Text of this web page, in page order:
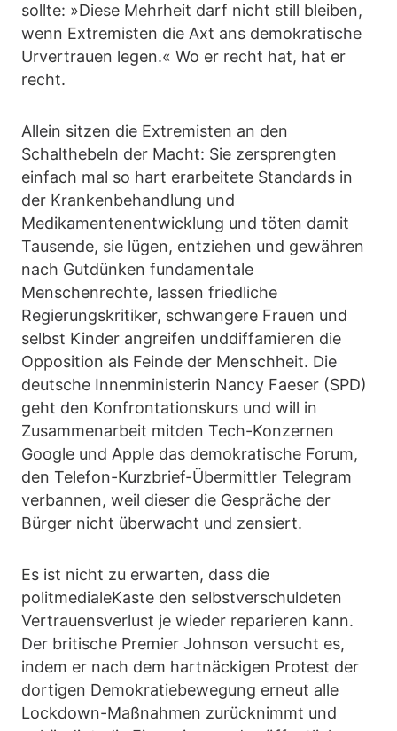
sollte: »Diese Mehrheit darf nicht still bleiben,
wenn Extremisten die Axt ans demokratische
Urvertrauen legen.« Wo er recht hat, hat er
recht.
Allein sitzen die Extremisten an den
Schalthebeln der Macht: Sie zersprengten
einfach mal so hart erarbeitete Standards in
der Krankenbehandlung und
Medikamentenentwicklung und töten damit
Tausende, sie lügen, entziehen und gewähren
nach Gutdünken fundamentale
Menschenrechte, lassen friedliche
Regierungskritiker, schwangere Frauen und
selbst Kinder angreifen unddiffamieren die
Opposition als Feinde der Menschheit. Die
deutsche Innenministerin Nancy Faeser (SPD)
geht den Konfrontationskurs und will in
Zusammenarbeit mitden Tech-Konzernen
Google und Apple das demokratische Forum,
den Telefon-Kurzbrief-Übermittler Telegram
verbannen, weil dieser die Gespräche der
Bürger nicht überwacht und zensiert.
Es ist nicht zu erwarten, dass die
politmedialeKaste den selbstverschuldeten
Vertrauensverlust je wieder reparieren kann.
Der britische Premier Johnson versucht es,
indem er nach dem hartnäckigen Protest der
dortigen Demokratiebewegung erneut alle
Lockdown-Maßnahmen zurücknimmt und